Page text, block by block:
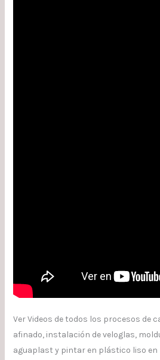
Ver Videos de todos los procesos de
afinado, instalación de veloglas,
aguaplast y pintar en plástico liso en